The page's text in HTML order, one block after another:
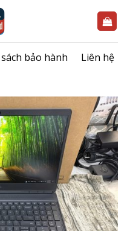
bảo hành Liên hệ